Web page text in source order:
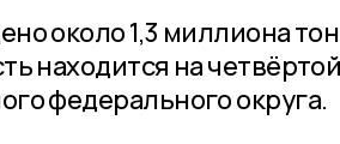
около 1,3 миллиона
находится на
федерального округа.